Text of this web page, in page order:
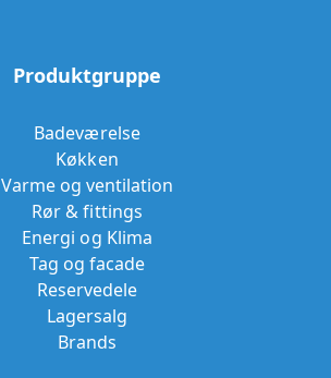
Produktgruppe
Badeværelse
Køkken
Varme og ventilation
Rør & fittings
Energi og Klima
Tag og facade
Reservedele
Lagersalg
Brands